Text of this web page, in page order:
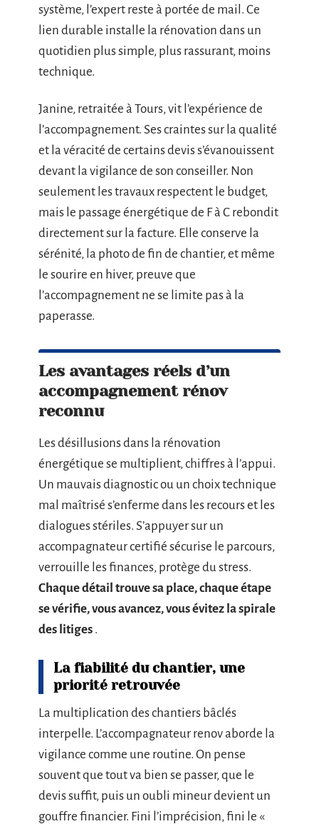
système, l’expert reste à portée de mail. Ce
lien durable installe la rénovation dans un
quotidien plus simple, plus rassurant, moins
technique.
Janine, retraitée à Tours, vit l’expérience de
l’accompagnement. Ses craintes sur la qualité
et la véracité de certains devis s’évanouissent
devant la vigilance de son conseiller. Non
seulement les travaux respectent le budget,
mais le passage énergétique de F à C rebondit
directement sur la facture. Elle conserve la
sérénité, la photo de fin de chantier, et même
le sourire en hiver, preuve que
l’accompagnement ne se limite pas à la
paperasse.
Les avantages réels d’un
accompagnement rénov
reconnu
Les désillusions dans la rénovation
énergétique se multiplient, chiffres à l’appui.
Un mauvais diagnostic ou un choix technique
mal maîtrisé s’enferme dans les recours et les
dialogues stériles. S’appuyer sur un
accompagnateur certifié sécurise le parcours,
verrouille les finances, protège du stress.
Chaque détail trouve sa place, chaque étape
se vérifie, vous avancez, vous évitez la spirale
des litiges .
La fiabilité du chantier, une
priorité retrouvée
La multiplication des chantiers bâclés
interpelle. L’accompagnateur renov aborde la
vigilance comme une routine. On pense
souvent que tout va bien se passer, que le
devis suffit, puis un oubli mineur devient un
gouffre financier. Fini l’imprécision, fini le «